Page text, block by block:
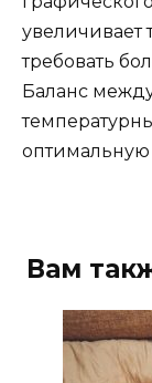
увеличивает
требовать
Баланс
оптимальную
Вам